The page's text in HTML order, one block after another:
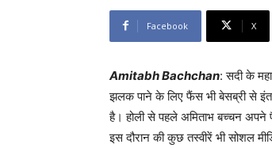
Facebook X
Amitabh Bachchan: सदी के
झलक पाने के लिए फैंस भी बेसब्री से
है। होली से पहले अमिताभ बच्चन
इस दौरान की कुछ तस्वीरें भी सोशल